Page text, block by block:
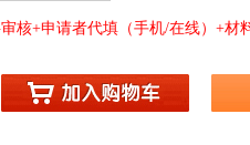
核+申请者代填（手机/在线）+材